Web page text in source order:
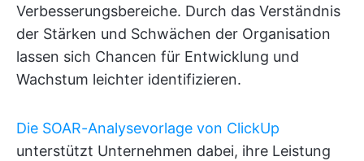
Verbesserungsbereiche. Durch das Verständnis
der Stärken und Schwächen der Organisation
lassen sich Chancen für Entwicklung und
Wachstum leichter identifizieren.
Die SOAR-Analysevorlage von ClickUp
unterstützt Unternehmen dabei, ihre Leistung